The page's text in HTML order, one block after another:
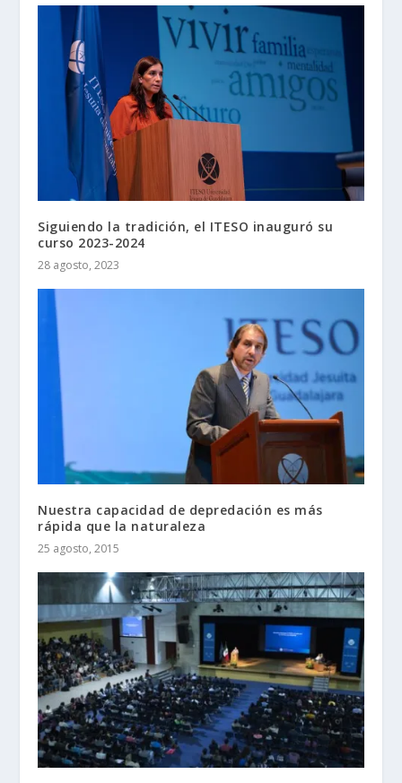
Siguiendo la tradición, el ITESO inauguró su
curso 2023-2024
28 agosto, 2023
Nuestra capacidad de depredación es más
rápida que la naturaleza
25 agosto, 2015